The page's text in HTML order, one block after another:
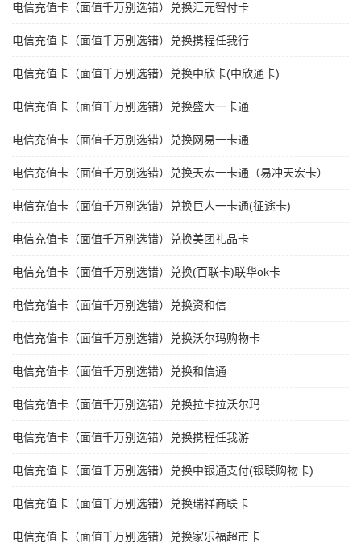
电信充值卡（面值千万别选错）兑换汇元智付卡
电信充值卡（面值千万别选错）兑换携程任我行
电信充值卡（面值千万别选错）兑换中欣卡(中欣通卡)
电信充值卡（面值千万别选错）兑换盛大一卡通
电信充值卡（面值千万别选错）兑换网易一卡通
电信充值卡（面值千万别选错）兑换天宏一卡通（易冲天宏卡）
电信充值卡（面值千万别选错）兑换巨人一卡通(征途卡)
电信充值卡（面值千万别选错）兑换美团礼品卡
电信充值卡（面值千万别选错）兑换(百联卡)联华ok卡
电信充值卡（面值千万别选错）兑换资和信
电信充值卡（面值千万别选错）兑换沃尔玛购物卡
电信充值卡（面值千万别选错）兑换和信通
电信充值卡（面值千万别选错）兑换拉卡拉沃尔玛
电信充值卡（面值千万别选错）兑换携程任我游
电信充值卡（面值千万别选错）兑换中银通支付(银联购物卡)
电信充值卡（面值千万别选错）兑换瑞祥商联卡
电信充值卡（面值千万别选错）兑换家乐福超市卡